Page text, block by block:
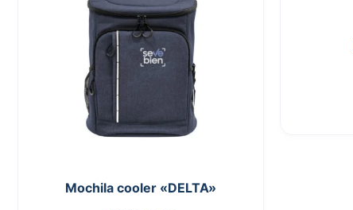
Mochila cooler «DELTA»